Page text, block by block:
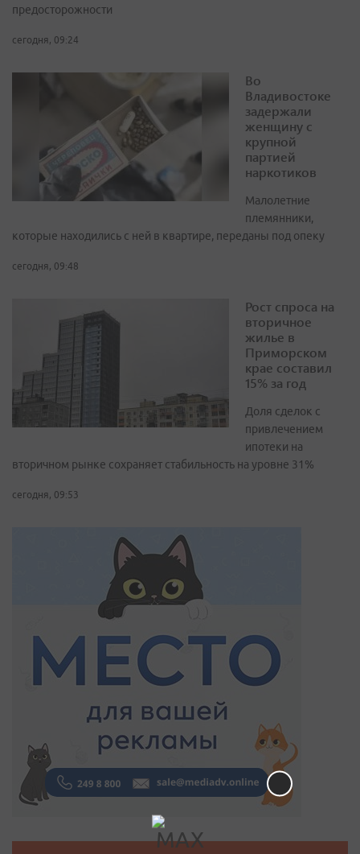
предосторожности
сегодня, 09:24
Во
Владивостоке
задержали
женщину с
крупной
партией
наркотиков
Малолетние
племянники,
которые находились с ней в квартире, переданы под опеку
сегодня, 09:48
Рост спроса на
вторичное
жилье в
Приморском
крае составил
15% за год
Доля сделок с
привлечением
ипотеки на
вторичном рынке сохраняет стабильность на уровне 31%
сегодня, 09:53